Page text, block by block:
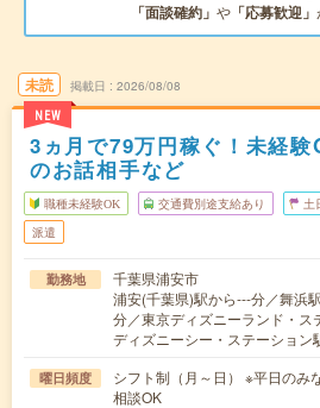
「面談確約」 や 「応募歓迎」
未読
NEW
掲載日 2026/08/08
3ヵ月で79万円稼ぐ！未経
のお話相手など
職種未経験OK 交通費別途支給あり 土
派遣
勤務地
千葉県浦安市
浦安(千葉県)駅から---分／舞浜
分／東京ディズニーランド・
ディズニーシー・ステーション
曜日頻度
シフト制（月～日） ※平日のみ
相談OK